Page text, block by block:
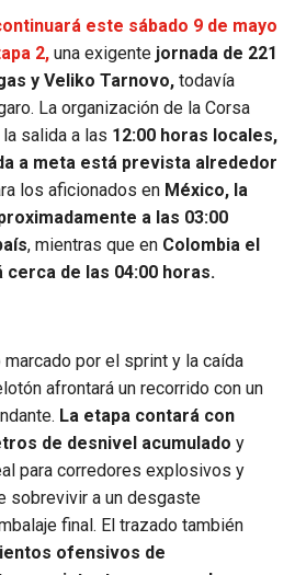
este sábado 9 de mayo
2, una exigente jornada de 221
y Veliko Tarnovo, todavía
La organización de la Corsa
salida a las 12:00 horas locales,
a meta está prevista alrededor
los aficionados en México, la
a las 03:00
, mientras que en Colombia el
de las 04:00 horas.
por el sprint y la caída
afrontará un recorrido con un
La etapa contará con
de desnivel acumulado y
para corredores explosivos y
sobrevivir a un desgaste
final. El trazado también
ofensivos de